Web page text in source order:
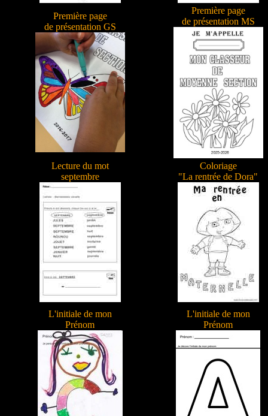
Première page
de présentation GS
Première page
de présentation MS
Lecture du mot
septembre
Coloriage
"La rentrée de Dora"
L'initiale de mon
Prénom
L'initiale de mon
Prénom